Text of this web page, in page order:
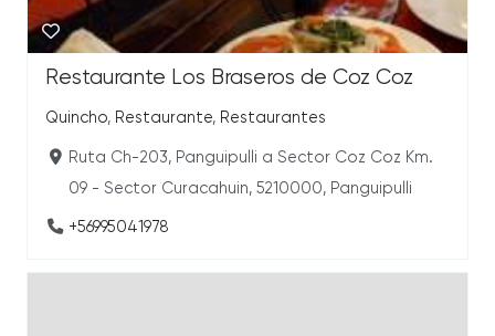
Restaurante Los Braseros de Coz Coz
Quincho, Restaurante, Restaurantes
Ruta Ch-203, Panguipulli a Sector Coz Coz Km.
09 - Sector Curacahuin, 5210000, Panguipulli
+56995041978